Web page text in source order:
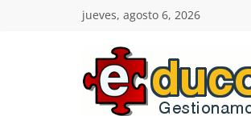
jueves, agosto 6, 2026
E-